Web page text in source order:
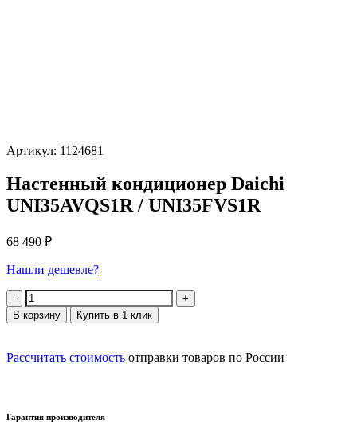
Артикул: 1124681
Настенный кондиционер Daichi
UNI35AVQS1R / UNI35FVS1R
68 490 ₽
Нашли дешевле?
Количество
В корзину Купить в 1 клик
Рассчитать стоимость отправки товаров по России
Гарантия производителя